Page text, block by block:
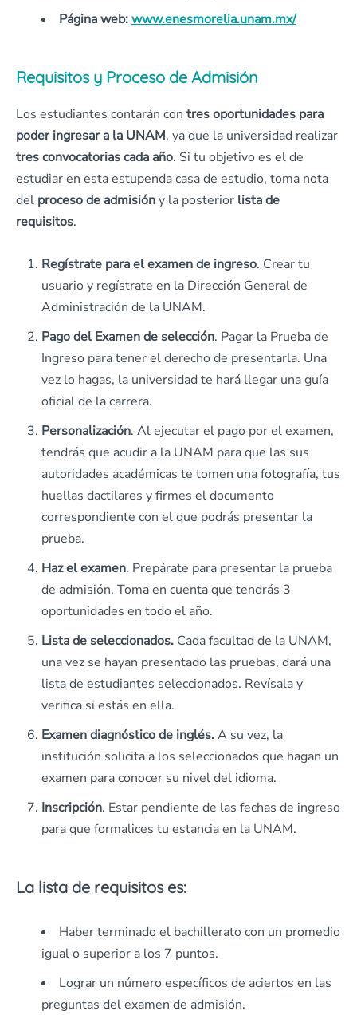
Página web:www.enesmorelia.unam.mx/
Requisitos y Proceso de Admisión
Los estudiantes contarán con tres oportunidades para
poder ingresar a la UNAM, ya que la universidad realizar
tres convocatorias cada año. Si tu objetivo es el de
estudiar en esta estupenda casa de estudio, toma nota
del proceso de admisióny la posterior lista de
requisitos.
Regístrate para el examen de ingreso. Crear tu
usuario y regístrate en la Dirección General de
Administración de la UNAM.
Pago del Examen de selección. Pagar la Prueba de
Ingreso para tener el derecho de presentarla. Una
vez lo hagas, la universidad te hará llegar una guía
oficial de la carrera.
Personalización. Al ejecutar el pago por el examen,
tendrás que acudir a la UNAM para que las sus
autoridades académicas te tomen una fotografía, tus
huellas dactilares y firmes el documento
correspondiente con el que podrás presentar la
prueba.
Haz el examen. Prepárate para presentar la prueba
de admisión. Toma en cuenta que tendrás 3
oportunidades en todo el año.
Lista de seleccionados. Cada facultad de la UNAM,
una vez se hayan presentado las pruebas, dará una
lista de estudiantes seleccionados. Revísala y
verifica si estás en ella.
Examen diagnóstico de inglés.A su vez, la
institución solicita a los seleccionados que hagan un
examen para conocer su nivel del idioma.
Inscripción. Estar pendiente de las fechas de ingreso
para que formalices tu estancia en la UNAM.
La lista de requisitos es:
Haber terminado el bachillerato con un promedio
igual o superior a los 7 puntos.
Lograr un número específicos de aciertos en las
preguntas del examen de admisión.